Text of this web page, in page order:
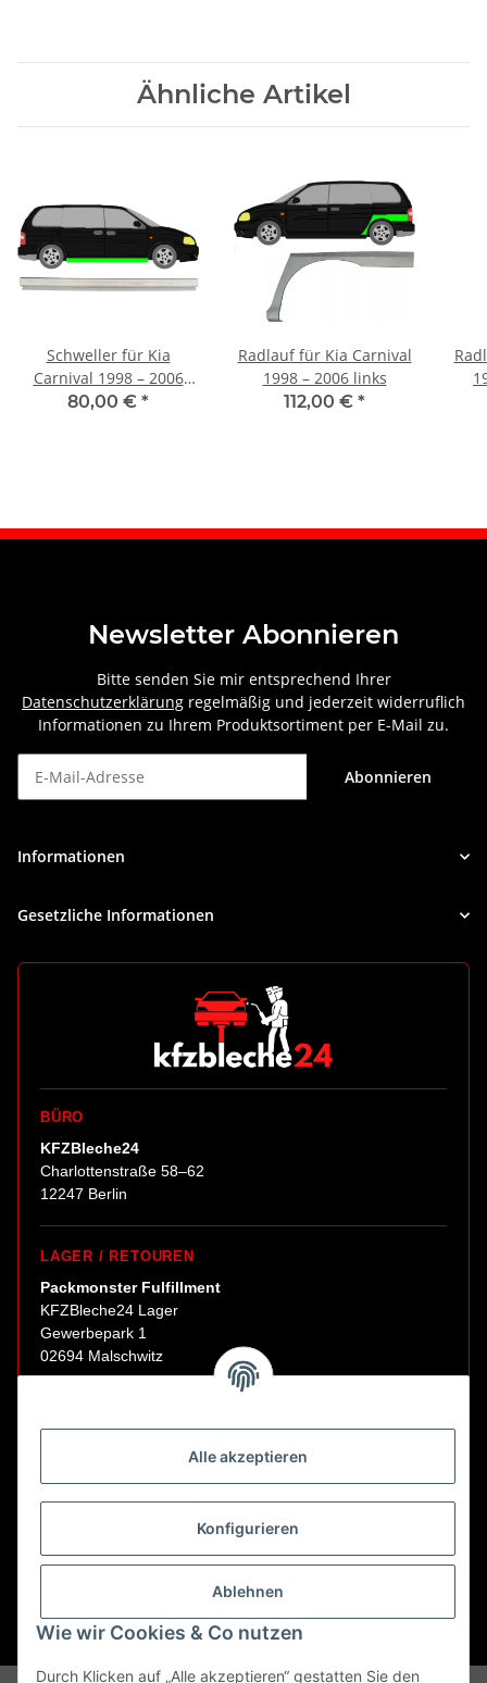
Alle akzeptieren
Konfigurieren
Ablehnen
Wie wir Cookies & Co nutzen
Durch Klicken auf „Alle akzeptieren“ gestatten Sie den
Ähnliche Artikel
Schweller für Kia
Carnival 1998 – 2006
rechts
80,00 € *
Radlauf für Kia Carnival
1998 – 2006 links
112,00 € *
Newsletter Abonnieren
Bitte senden Sie mir entsprechend Ihrer
Datenschutzerklärung regelmäßig und jederzeit widerruflich
Informationen zu Ihrem Produktsortiment per E-Mail zu.
Abonnieren
Informationen
Gesetzliche Informationen
BÜRO
KFZBleche24
Charlottenstraße 58–62
12247 Berlin
LAGER / RETOUREN
Packmonster Fulfillment
KFZBleche24 Lager
Gewerbepark 1
02694 Malschwitz
Abholungen nur nach Terminvereinbarung.
E-Mail:sales@kfzbleche24.de
Vertrag widerrufen
* Alle Preise inkl. gesetzlicher USt., zzgl.Versand